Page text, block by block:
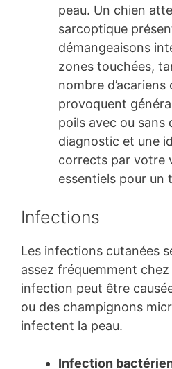
peau. Un chien
sarcoptique
démangeaisons
zones touchées,
nombre
provoquent
poils avec ou sans
diagnostic et une
corrects par votre
essentiels pour
Infections
Les infections cutanées
assez fréquemment
infection peut être
ou des champignons
infectent la peau.
Infection